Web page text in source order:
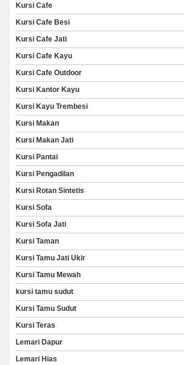
Kursi Cafe
Kursi Cafe Besi
Kursi Cafe Jati
Kursi Cafe Kayu
Kursi Cafe Outdoor
Kursi Kantor Kayu
Kursi Kayu Trembesi
Kursi Makan
Kursi Makan Jati
Kursi Pantai
Kursi Pengadilan
Kursi Rotan Sintetis
Kursi Sofa
Kursi Sofa Jati
Kursi Taman
Kursi Tamu Jati Ukir
Kursi Tamu Mewah
kursi tamu sudut
Kursi Tamu Sudut
Kursi Teras
Lemari Dapur
Lemari Hias